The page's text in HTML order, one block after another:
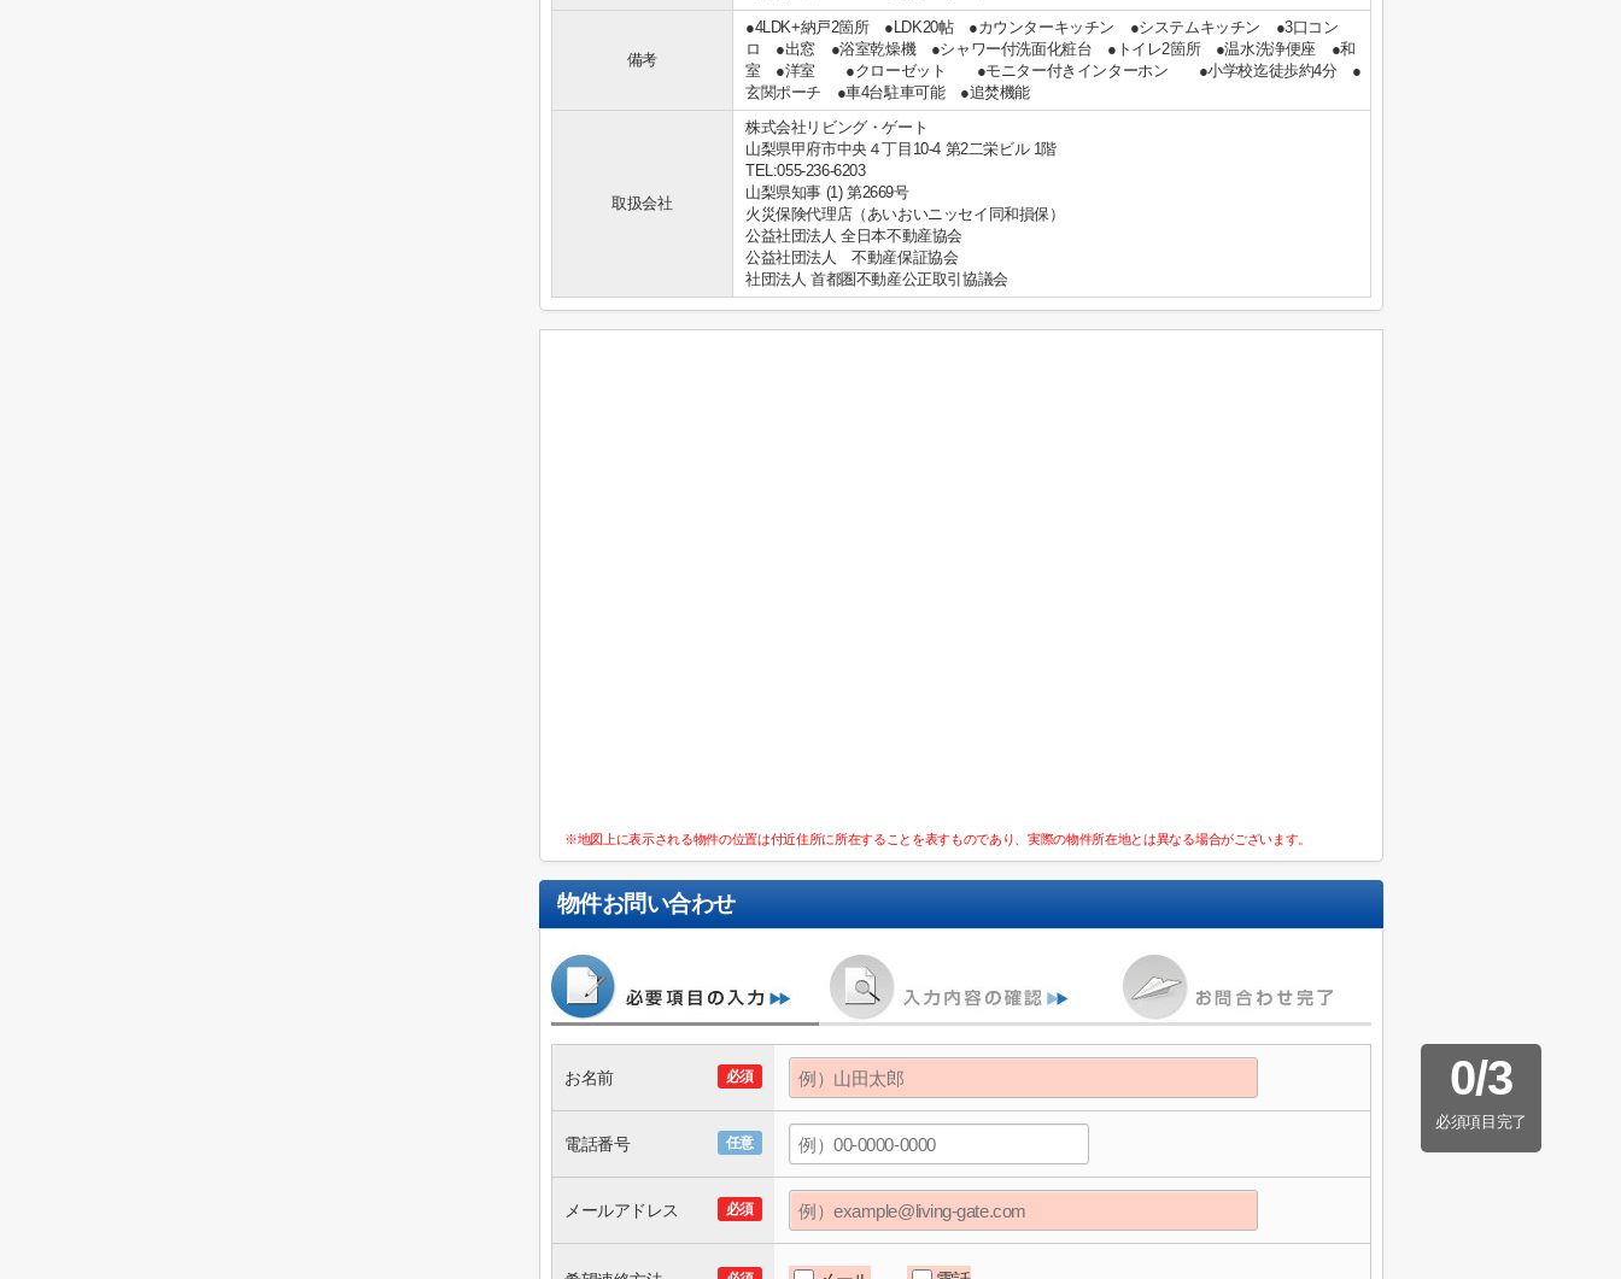
備考
●4LDK+納戸2箇所 ●LDK20帖 ●カウンターキッチン ●システムキッチン ●3口コン
ロ ●出窓 ●浴室乾燥機 ●シャワー付洗面化粧台 ●トイレ2箇所 ●温水洗浄便座 ●和
室 ●洋室 ●クローゼット ●モニター付きインターホン ●小学校迄徒歩約4分 ●
玄関ポーチ ●車4台駐車可能 ●追焚機能
取扱会社
株式会社リビング・ゲート
山梨県甲府市中央４丁目10-4 第2二栄ビル 1階
TEL:055-236-6203
山梨県知事 (1) 第2669号
火災保険代理店（あいおいニッセイ同和損保）
公益社団法人 全日本不動産協会
公益社団法人 不動産保証協会
社団法人 首都圏不動産公正取引協議会
※地図上に表示される物件の位置は付近住所に所在することを表すものであり、実際の物件所在地とは異なる場合がございます。
物件お問い合わせ
0/3
必須項目完了
必須
お名前
任意
電話番号
必須
メールアドレス